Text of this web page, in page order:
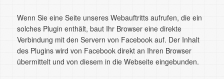
Wenn Sie eine Seite unseres Webauftritts aufrufen, die ein
solches Plugin enthält, baut Ihr Browser eine direkte
Verbindung mit den Servern von Facebook auf. Der Inhalt
des Plugins wird von Facebook direkt an Ihren Browser
übermittelt und von diesem in die Webseite eingebunden.